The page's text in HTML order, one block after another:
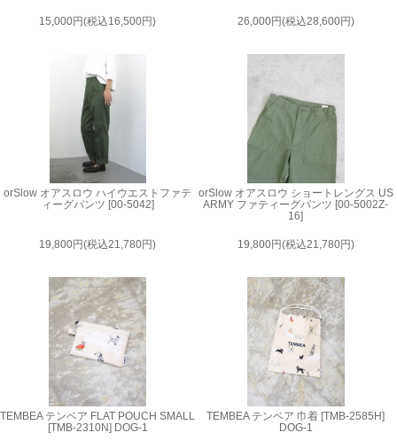
15,000円(税込16,500円) 26,000円(税込28,600円)
orSlow オアスロウ ハイウエストファテ
ィーグパンツ [00-5042]
19,800円(税込21,780円)
orSlow オアスロウ ショートレングス US
ARMY ファティーグパンツ [00-5002Z-
16]
19,800円(税込21,780円)
TEMBEA テンベア FLAT POUCH SMALL
[TMB-2310N] DOG-1
TEMBEA テンベア 巾着 [TMB-2585H]
DOG-1